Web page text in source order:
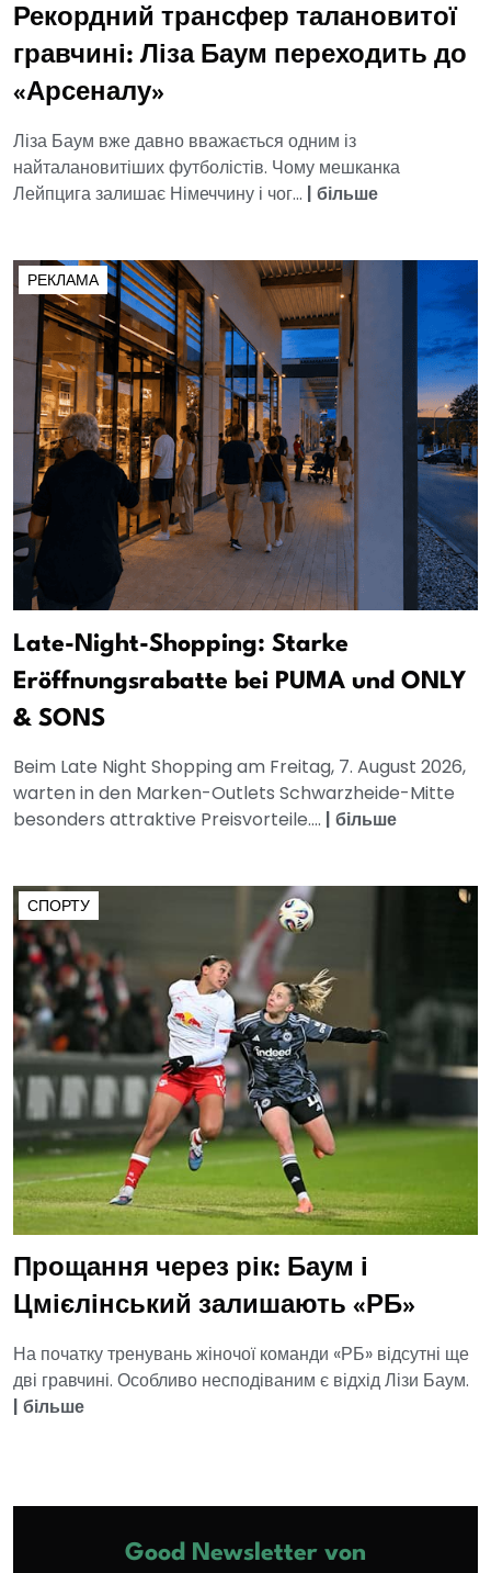
Рекордний трансфер талановитої
гравчині: Ліза Баум переходить до
«Арсеналу»
Ліза Баум вже давно вважається одним із
найталановитіших футболістів. Чому мешканка
Лейпцига залишає Німеччину і чог... | більше
РЕКЛАМА
Late-Night-Shopping: Starke
Eröffnungsrabatte bei PUMA und ONLY
& SONS
Beim Late Night Shopping am Freitag, 7. August 2026,
warten in den Marken-Outlets Schwarzheide-Mitte
besonders attraktive Preisvorteile.... | більше
СПОРТУ
Прощання через рік: Баум і
Цмієлінський залишають «РБ»
На початку тренувань жіночої команди «РБ» відсутні ще
дві гравчині. Особливо несподіваним є відхід Лізи Баум.
| більше
Good Newsletter von